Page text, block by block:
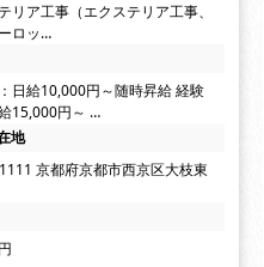
リア工事（エクステリア工事、
ロッ…
日給10,000円～随時昇給 経験
15,000円～ …
地
京都府京都市西京区大枝東